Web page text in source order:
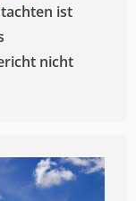
ist
nicht